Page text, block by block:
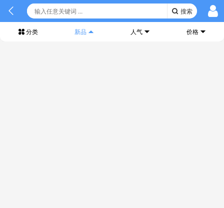
搜索
分类 新品 人气 价格